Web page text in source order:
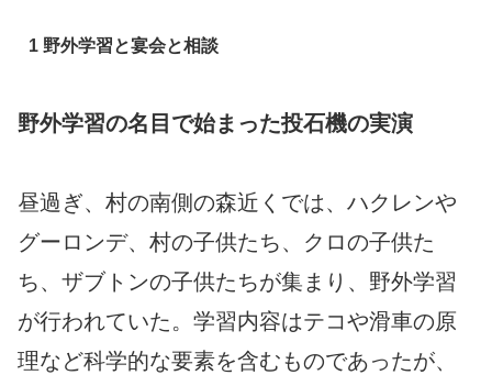
1 野外学習と宴会と相談
野外学習の名目で始まった投石機の実演
昼過ぎ、村の南側の森近くでは、ハクレンや
グーロンデ、村の子供たち、クロの子供た
ち、ザブトンの子供たちが集まり、野外学習
が行われていた。学習内容はテコや滑車の原
理など科学的な要素を含むものであったが、